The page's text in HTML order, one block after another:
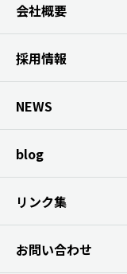
会社概要
採用情報
NEWS
blog
リンク集
お問い合わせ